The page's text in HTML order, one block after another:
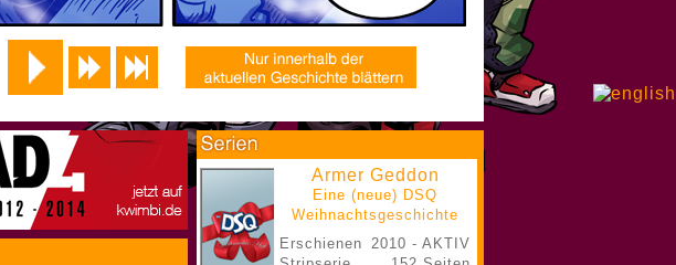
Armer Geddon
Eine (neue) DSQ
Weihnachtsgeschichte
Erschienen 2010 - AKTIV